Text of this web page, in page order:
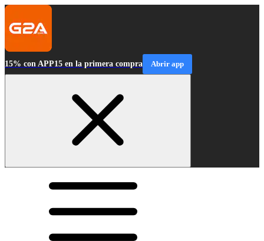
15% con APP15 en la primera compra Abrir app